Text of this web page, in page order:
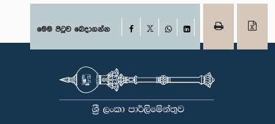
මෙම පිටුව බෙදාගන්න Facebook
WhatsAppLinkedIn